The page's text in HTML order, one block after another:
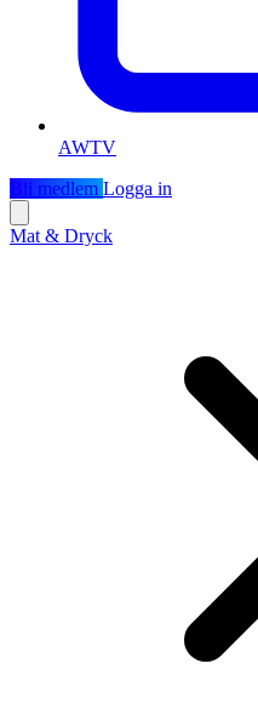
AWTV
Bli medlem Logga in
Mat & Dryck